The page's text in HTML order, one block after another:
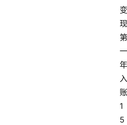
变
现
第
一
年
入
账
1
5